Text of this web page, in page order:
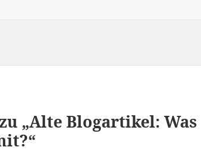
„Alte Blogartikel: Was